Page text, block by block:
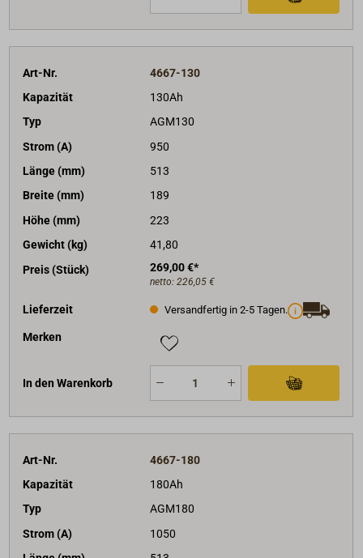
Art-Nr.
4667-130
Kapazität
130Ah
Typ
AGM130
Strom (A)
950
Länge (mm)
513
Breite (mm)
189
Höhe (mm)
223
Gewicht (kg)
41,80
Preis (Stück)
269,00 €*
netto: 226,05 €
Lieferzeit Versandfertig in 2-5 Tagen.
Merken
In den Warenkorb
Art-Nr.
4667-180
Kapazität
180Ah
Typ
AGM180
Strom (A)
1050